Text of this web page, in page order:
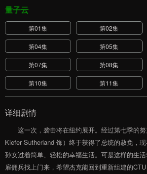
量子云
第01集 第02集
第04集 第05集
第07集 第08集
第10集 第11集
详细剧情
这一次，袭击将在纽约展开。经过第七季的努
Kiefer Sutherland 饰）终于获得了总统的赦免，
孙女过着简单、轻松的幸福生活。可是这样的生
雇佣兵找上门来，希望杰克能回到重新组建的